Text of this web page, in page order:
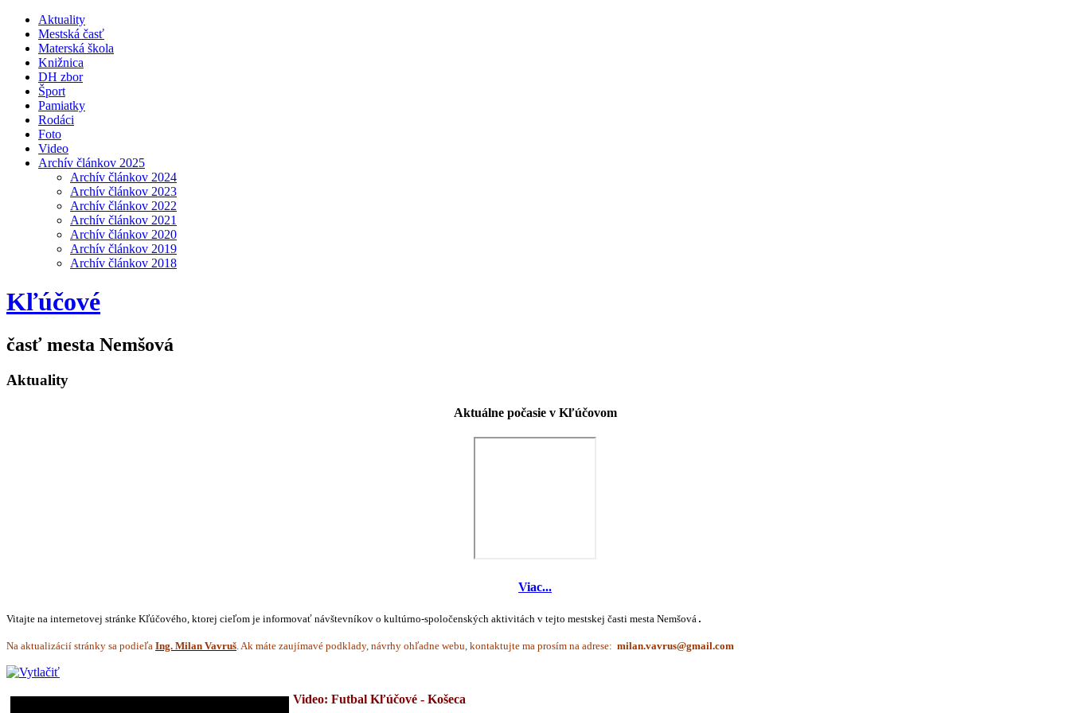
Aktuality
Mestská časť
Materská škola
Knižnica
DH zbor
Šport
Pamiatky
Rodáci
Foto
Video
Archív článkov 2025
Archív článkov 2024
Archív článkov 2023
Archív článkov 2022
Archív článkov 2021
Archív článkov 2020
Archív článkov 2019
Archív článkov 2018
Kľúčové
časť mesta Nemšová
Aktuality
Aktuálne počasie v Kľúčovom
Viac...
Vitajte na internetovej stránke Kľúčového, ktorej cieľom je informovať návštevníkov o kultúrno-spoločenských aktivitách v tejto mestskej časti mesta Nemšová .
Na aktualizácií stránky sa podieľa Ing. Milan Vavruš . Ak máte zaujímavé podklady, návrhy ohľadne webu, kontaktujte ma prosím na adrese:
Video: Futbal Kľúčové - Košeca